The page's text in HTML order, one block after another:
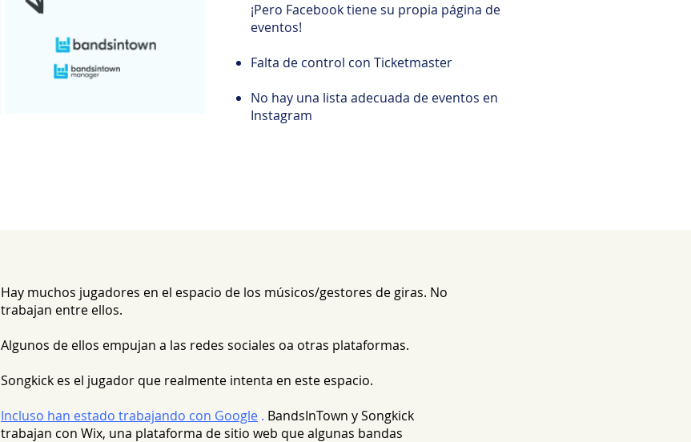
¡Pero Facebook tiene su propia página de
eventos!
Falta de control con Ticketmaster
No hay una lista adecuada de eventos en
Instagram
Hay muchos jugadores en el espacio de los músicos/gestores de giras. No
trabajan entre ellos.
Algunos de ellos empujan a las redes sociales oa otras plataformas.
Songkick es el jugador que realmente intenta en este espacio.
Incluso han estado trabajando con Google . BandsInTown y Songkick
trabajan con Wix, una plataforma de sitio web que algunas bandas